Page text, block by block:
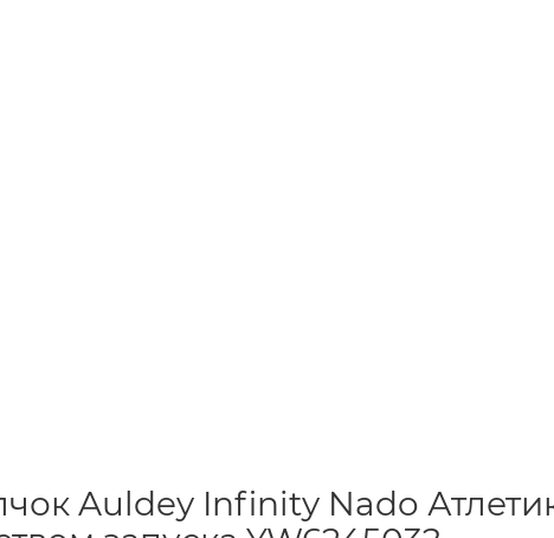
Auldey Infinity Nado